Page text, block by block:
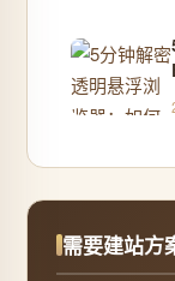
需要建站方